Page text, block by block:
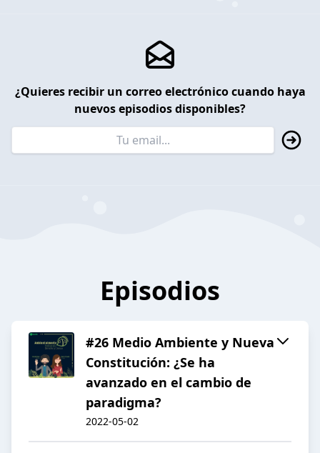
¿Quieres recibir un correo electrónico cuando haya
nuevos episodios disponibles?
Episodios
#26 Medio Ambiente y Nueva
Constitución: ¿Se ha
avanzado en el cambio de
paradigma?
2022-05-02